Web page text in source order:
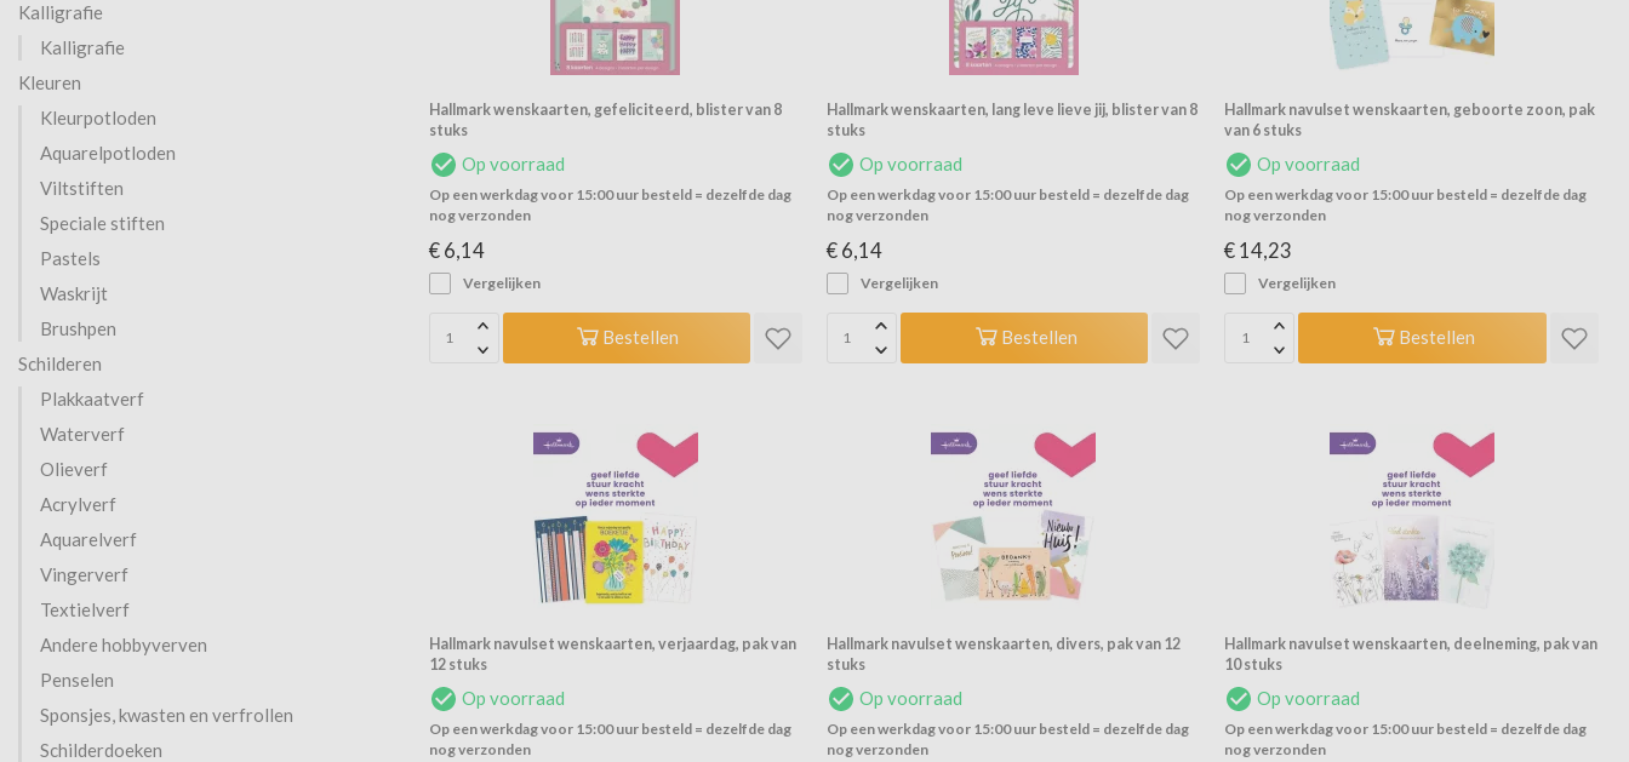
Kalligrafie
Kalligrafie
Kleuren
Kleurpotloden
Aquarelpotloden
Viltstiften
Speciale stiften
Pastels
Waskrijt
Brushpen
Schilderen
Plakkaatverf
Waterverf
Olieverf
Acrylverf
Aquarelverf
Vingerverf
Textielverf
Andere hobbyverven
Penselen
Sponsjes, kwasten en verfrollen
Schilderdoeken
Hallmark wenskaarten, gefeliciteerd, blister van 8
stuks
Op voorraad
Op een werkdag voor 15:00 uur besteld = dezelfde dag
nog verzonden
€ 6,14
Vergelijken
Bestellen
Hallmark wenskaarten, lang leve lieve jij, blister van 8
stuks
Op voorraad
Op een werkdag voor 15:00 uur besteld = dezelfde dag
nog verzonden
€ 6,14
Vergelijken
Bestellen
Hallmark navulset wenskaarten, geboorte zoon, pak
van 6 stuks
Op voorraad
Op een werkdag voor 15:00 uur besteld = dezelfde dag
nog verzonden
€ 14,23
Vergelijken
Bestellen
Hallmark navulset wenskaarten, verjaardag, pak van
12 stuks
Op voorraad
Op een werkdag voor 15:00 uur besteld = dezelfde dag
nog verzonden
Hallmark navulset wenskaarten, divers, pak van 12
stuks
Op voorraad
Op een werkdag voor 15:00 uur besteld = dezelfde dag
nog verzonden
Hallmark navulset wenskaarten, deelneming, pak van
10 stuks
Op voorraad
Op een werkdag voor 15:00 uur besteld = dezelfde dag
nog verzonden